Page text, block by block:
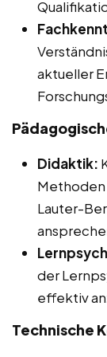
aktueller
Didaktik:
Methoden
Lauter-
der
effektiv
Technische